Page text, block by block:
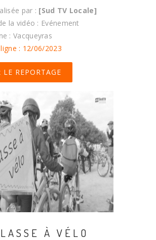
par : [Sud TV Locale]
la vidéo : Evénement
: Vacqueyras
: 12/06/2023
LE REPORTAGE
À VÉLO